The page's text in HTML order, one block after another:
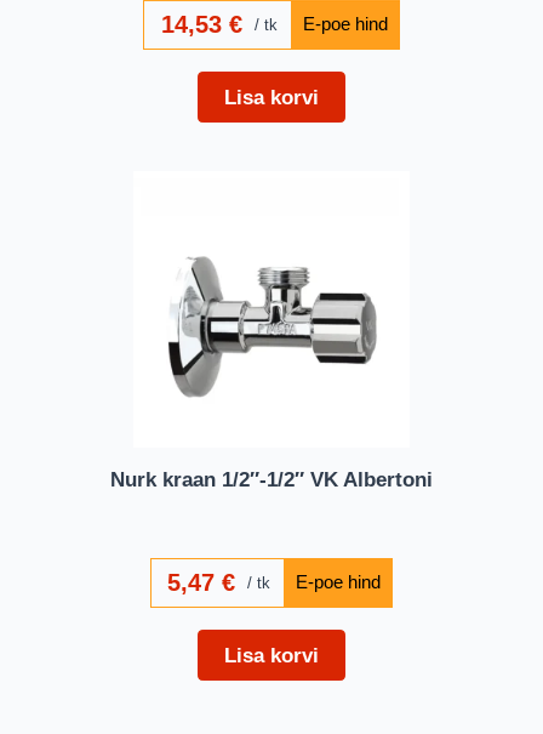
14,53 € tk
Lisa korvi
Nurk kraan 1/2″-1/2″ VK Albertoni
5,47€ tk
Lisa korvi